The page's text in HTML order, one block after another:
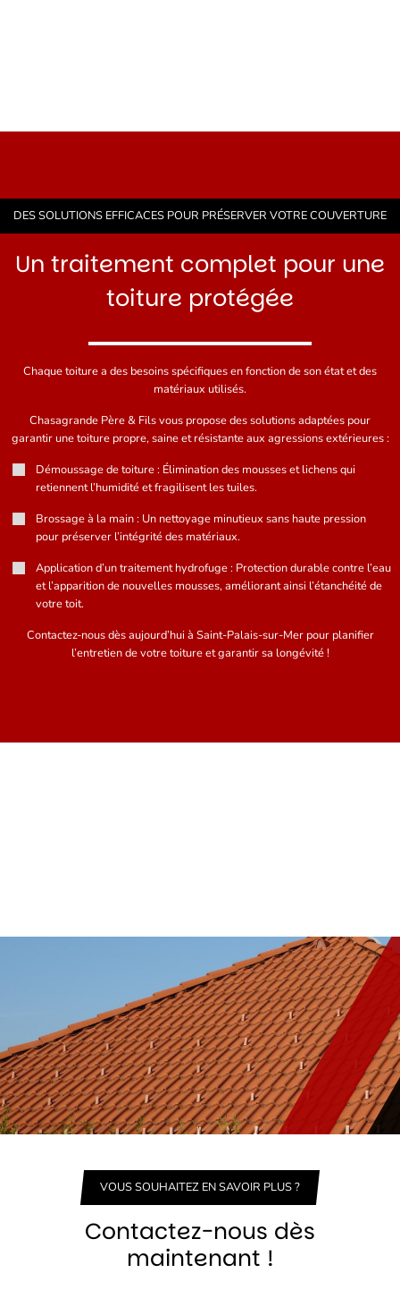
DES SOLUTIONS EFFICACES POUR PRÉSERVER VOTRE COUVERTURE
Un traitement complet pour une
toiture protégée
Chaque toiture a des besoins spécifiques en fonction de son état et des
matériaux utilisés.
Chasagrande Père & Fils vous propose des solutions adaptées pour
garantir une toiture propre, saine et résistante aux agressions extérieures :
Démoussage de toiture : Élimination des mousses et lichens qui
retiennent l’humidité et fragilisent les tuiles.
Brossage à la main : Un nettoyage minutieux sans haute pression
pour préserver l’intégrité des matériaux.
Application d’un traitement hydrofuge : Protection durable contre l’eau
et l’apparition de nouvelles mousses, améliorant ainsi l’étanchéité de
votre toit.
Contactez-nous dès aujourd’hui à Saint-Palais-sur-Mer pour planifier
l’entretien de votre toiture et garantir sa longévité !
VOUS SOUHAITEZ EN SAVOIR PLUS ?
Contactez-nous dès
maintenant !